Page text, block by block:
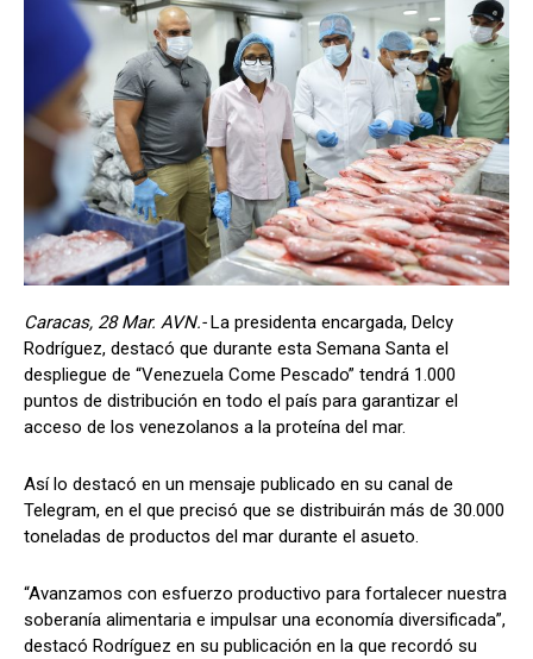
Caracas, 28 Mar. AVN.-La presidenta encargada, Delcy
Rodríguez, destacó que durante esta Semana Santa el
despliegue de “Venezuela Come Pescado” tendrá 1.000
puntos de distribución en todo el país para garantizar el
acceso de los venezolanos a la proteína del mar.
Así lo destacó en un mensaje publicado en su canal de
Telegram, en el que precisó que se distribuirán más de 30.000
toneladas de productos del mar durante el asueto.
“Avanzamos con esfuerzo productivo para fortalecer nuestra
soberanía alimentaria e impulsar una economía diversificada”,
destacó Rodríguez en su publicación en la que recordó su